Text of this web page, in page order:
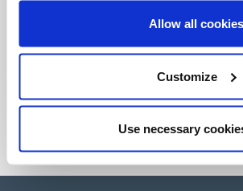
Allow all cookies
Customize
Use necessary